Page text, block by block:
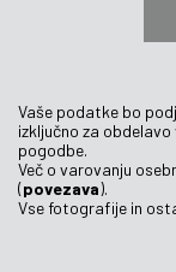
Vaše podatke bo
izključno za
pogodbe.
Več o varovanju
(povezava).
Vse fotografije in